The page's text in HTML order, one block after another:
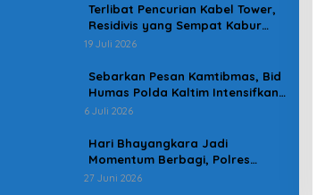
Terlibat Pencurian Kabel Tower,
Residivis yang Sempat Kabur
Berhasil Ditangkap Tim
19 Juli 2026
Sebarkan Pesan Kamtibmas, Bid
Humas Polda Kaltim Intensifkan
Pemasangan Spanduk serta
6 Juli 2026
Hari Bhayangkara Jadi
Momentum Berbagi, Polres
Gowa Datangi Warga yang
27 Juni 2026